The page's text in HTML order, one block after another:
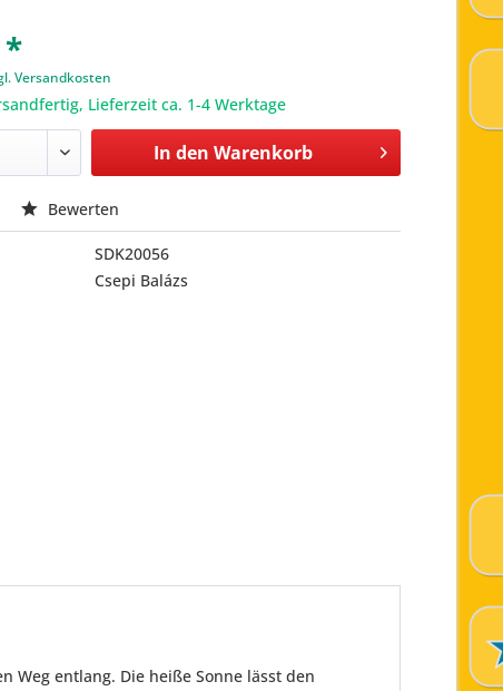
*
Versandkosten
Lieferzeit ca. 1-4 Werktage
In den Warenkorb
Bewerten
SDK20056
Csepi Balázs
Weg entlang. Die heiße Sonne lässt den